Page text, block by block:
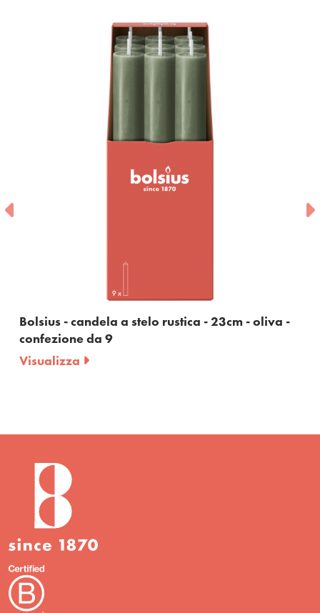
- 23cm - oliva -
Bolsius - candela a stelo